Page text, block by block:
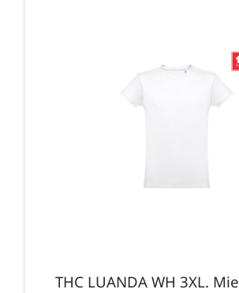
THC LUANDA WH 3XL.